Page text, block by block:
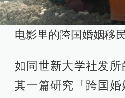
电影里的跨国婚姻移
如同世新大学社发
其一篇研究「跨国